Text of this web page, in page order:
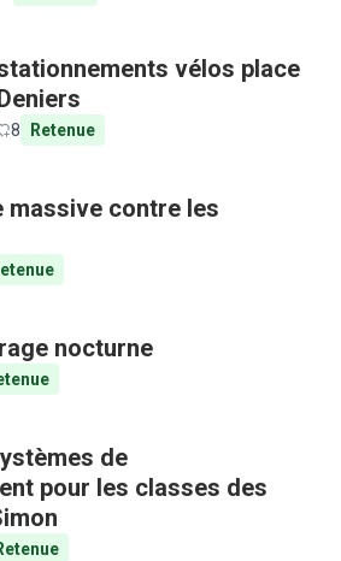
vélos place
8 Retenue
massive contre les
nocturne
de
pour les classes des